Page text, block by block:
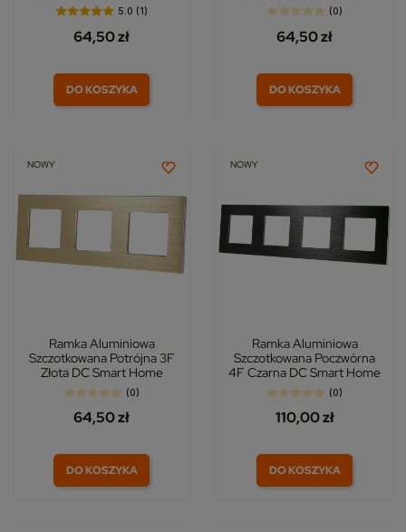
5.0 (1)
64,50 zł
DO KOSZYKA
(0)
64,50 zł
DO KOSZYKA
NOWY
Ramka Aluminiowa
Szczotkowana Potrójna 3F
Złota DC Smart Home
(0)
64,50 zł
DO KOSZYKA
NOWY
Ramka Aluminiowa
Szczotkowana Poczwórna
4F Czarna DC Smart Home
(0)
110,00 zł
DO KOSZYKA